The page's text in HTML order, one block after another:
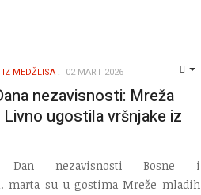
MEDŽLISA 02 MART 2026
nezavisnosti: Mreža
ugostila vršnjake iz
Dan nezavisnosti Bosne i
marta su u gostima Mreže mladih